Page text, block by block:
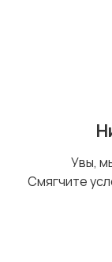
Увы,
Смягчите